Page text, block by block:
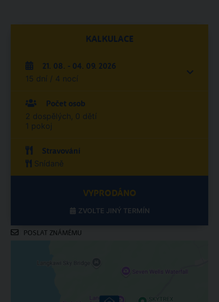
KALKULACE
21. 08. - 04. 09. 2026
15 dní / 4 nocí
Počet osob
2 dospělých, 0 dětí
1 pokoj
Stravování
Snídaně
VYPRODÁNO
ZVOLTE JINÝ TERMÍN
POSLAT ZNÁMÉMU